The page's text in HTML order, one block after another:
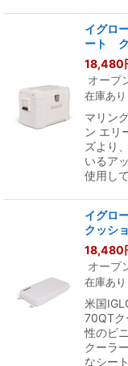
イグロ
ート
18,480
オープ
在庫あり
マリン
ン エリ
ズより
いるア
使用し
イグロ
クッシ
18,480
オープ
在庫あり
米国
70QTク
性のビ
クーラ
なシー